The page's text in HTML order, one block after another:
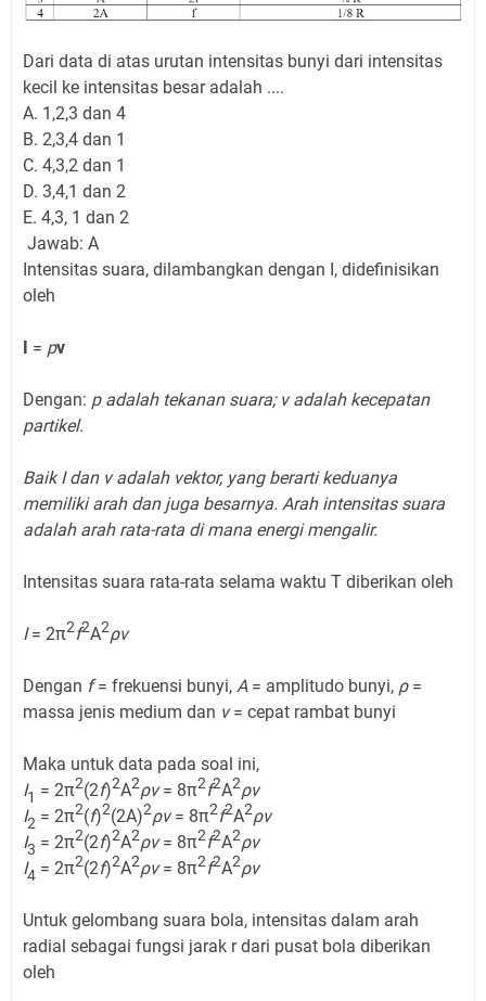
Dari data di atas urutan intensitas bunyi dari intensitas
kecil ke intensitas besar adalah ....
A. 1,2,3 dan 4
B. 2,3,4 dan 1
C. 4,3,2 dan 1
D. 3,4,1 dan 2
E. 4,3, 1 dan 2
Jawab: A
Intensitas suara, dilambangkan dengan I, didefinisikan
oleh
I = pv
Dengan: p adalah tekanan suara; v adalah kecepatan
partikel.
Baik I dan v adalah vektor, yang berarti keduanya
memiliki arah dan juga besarnya. Arah intensitas suara
adalah arah rata-rata di mana energi mengalir.
Intensitas suara rata-rata selama waktu T diberikan oleh
I= 2π2f2A2ρv
Dengan f= frekuensi bunyi, A= amplitudo bunyi, ρ=
massa jenis medium dan v= cepat rambat bunyi
Maka untuk data pada soal ini,
I1 = 2π2(2f)2A2ρv= 8π2f2A2ρv
I2 = 2π2(f)2(2A)2ρv= 8π2f2A2ρv
I3 = 2π2(2f)2A2ρv= 8π2f2A2ρv
I4 = 2π2(2f)2A2ρv= 8π2f2A2ρv
Untuk gelombang suara bola, intensitas dalam arah
radial sebagai fungsi jarak r dari pusat bola diberikan
oleh